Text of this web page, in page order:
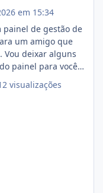
em 15:34
painel de gestão de
um amigo que
Vou deixar alguns
painel para vocês
e conta com
visualizações